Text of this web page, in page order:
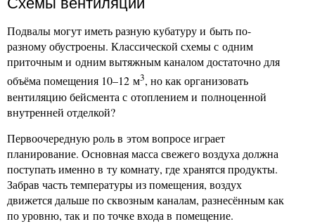
Подвалы могут иметь разную кубатуру и быть по-
разному обустроены. Классической схемы с одним
приточным и одним вытяжным каналом достаточно для
объёма помещения 10–12 м3, но как организовать
вентиляцию бейсмента с отоплением и полноценной
внутренней отделкой?
Первоочередную роль в этом вопросе играет
планирование. Основная масса свежего воздуха должна
поступать именно в ту комнату, где хранятся продукты.
Забрав часть температуры из помещения, воздух
движется дальше по сквозным каналам, разнесённым как
по уровню, так и по точке входа в помещение.